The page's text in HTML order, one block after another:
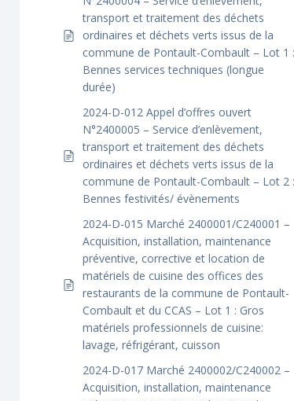
transport et traitement des déchets
ordinaires et déchets verts issus de la
commune de Pontault-Combault – Lot 1 :
Bennes services techniques (longue
durée)
2024-D-012 Appel d’offres ouvert
N°2400005 – Service d’enlèvement,
transport et traitement des déchets
ordinaires et déchets verts issus de la
commune de Pontault-Combault – Lot 2 :
Bennes festivités/ évènements
2024-D-015 Marché 2400001/C240001 –
Acquisition, installation, maintenance
préventive, corrective et location de
matériels de cuisine des offices des
restaurants de la commune de Pontault-
Combault et du CCAS – Lot 1 : Gros
matériels professionnels de cuisine:
lavage, réfrigérant, cuisson
2024-D-017 Marché 2400002/C240002 –
Acquisition, installation, maintenance